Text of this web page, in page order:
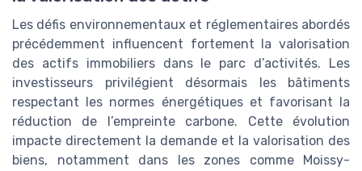
Les défis environnementaux et réglementaires abordés
précédemment influencent fortement la valorisation
des actifs immobiliers dans le parc d’activités. Les
investisseurs privilégient désormais les bâtiments
respectant les normes énergétiques et favorisant la
réduction de l’empreinte carbone. Cette évolution
impacte directement la demande et la valorisation des
biens, notamment dans les zones comme Moissy-